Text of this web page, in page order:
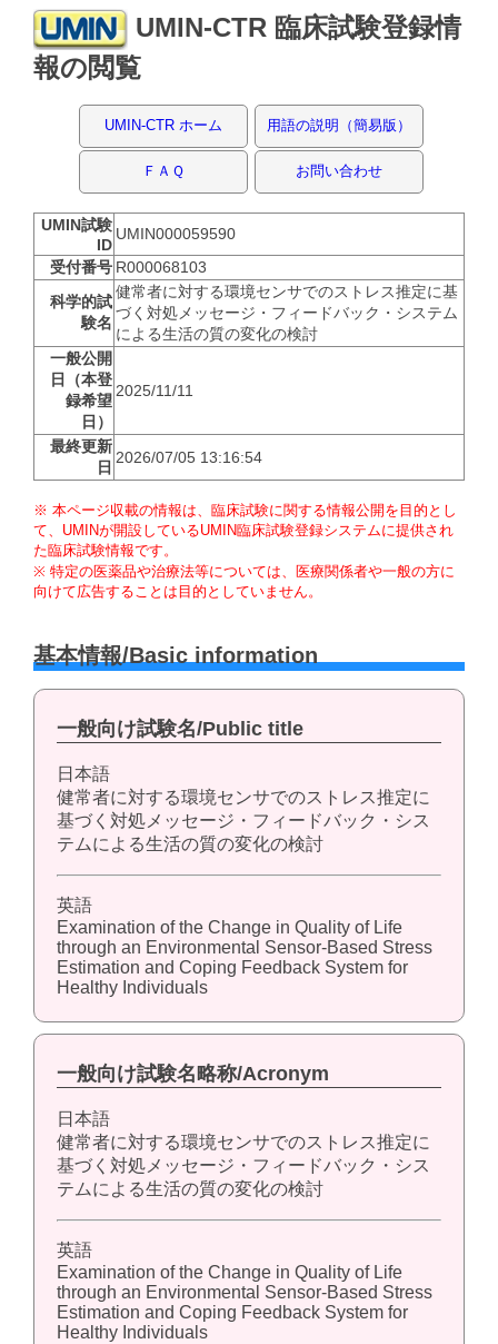
UMIN-CTR 臨床試験登録情
報の閲覧
UMIN-CTR ホーム 用語の説明（簡易版）
ＦＡＱ お問い合わせ
UMIN試験
ID
UMIN000059590
受付番号 R000068103
科学的試
験名
健常者に対する環境センサでのストレス推定に基
づく対処メッセージ・フィードバック・システム
による生活の質の変化の検討
一般公開
日（本登
録希望
日）
2025/11/11
最終更新
日
2026/07/05 13:16:54
※ 本ページ収載の情報は、臨床試験に関する情報公開を目的とし
て、UMINが開設しているUMIN臨床試験登録システムに提供され
た臨床試験情報です。
※ 特定の医薬品や治療法等については、医療関係者や一般の方に
向けて広告することは目的としていません。
基本情報/Basic information
一般向け試験名/Public title
日本語
健常者に対する環境センサでのストレス推定に
基づく対処メッセージ・フィードバック・シス
テムによる生活の質の変化の検討
英語
Examination of the Change in Quality of Life
through an Environmental Sensor-Based Stress
Estimation and Coping Feedback System for
Healthy Individuals
一般向け試験名略称/Acronym
日本語
健常者に対する環境センサでのストレス推定に
基づく対処メッセージ・フィードバック・シス
テムによる生活の質の変化の検討
英語
Examination of the Change in Quality of Life
through an Environmental Sensor-Based Stress
Estimation and Coping Feedback System for
Healthy Individuals